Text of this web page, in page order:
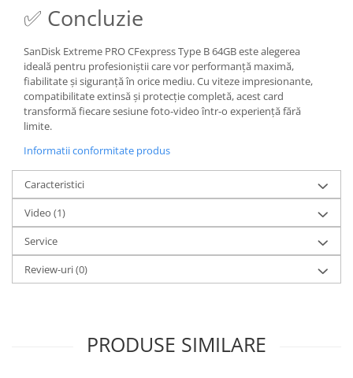
✅ Concluzie
SanDisk Extreme PRO CFexpress Type B 64GB este alegerea
ideală pentru profesioniștii care vor performanță maximă,
fiabilitate și siguranță în orice mediu. Cu viteze impresionante,
compatibilitate extinsă și protecție completă, acest card
transformă fiecare sesiune foto-video într-o experiență fără
limite.
Informatii conformitate produs
Caracteristici
Video (1)
Service
Review-uri(0)
PRODUSE SIMILARE